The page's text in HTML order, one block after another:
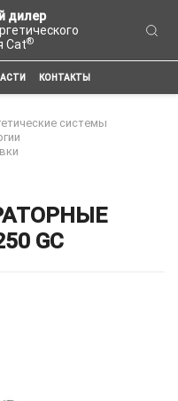
дилер
Cat®
КОНТАКТЫ
системы
GC